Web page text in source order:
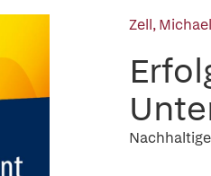
Zell, Michael